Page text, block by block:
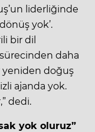
liderliğinde
yok’.
bir dil
daha
yeniden doğuş
ajanda yok.
dedi.
yok oluruz”